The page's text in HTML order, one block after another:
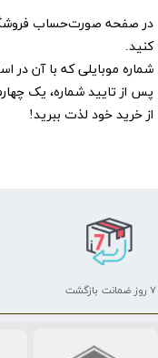
در صفحه صورت‌حساب
کنید.
شماره موبایلی که با آن در
پس از تایید شماره، یک
از خرید خود لذت ببرید!​​​​​​​​​​​​​​
۷ روز ضمانت بازگشت